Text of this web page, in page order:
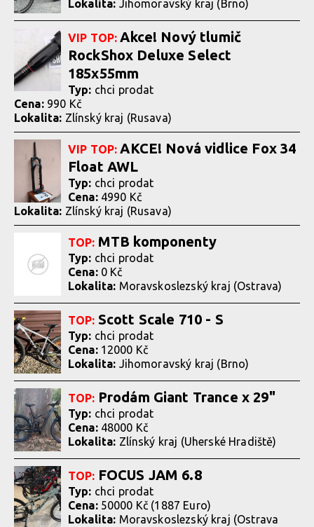
Lokalita: Jihomoravský kraj (Brno)
VIP TOP: Akce! Nový tlumič
RockShox Deluxe Select
185x55mm
Typ: chci prodat
Cena: 990 Kč
Lokalita: Zlínský kraj (Rusava)
VIP TOP: AKCE! Nová vidlice Fox 34
Float AWL
Typ: chci prodat
Cena: 4990 Kč
Lokalita: Zlínský kraj (Rusava)
TOP: MTB komponenty
Typ: chci prodat
Cena: 0 Kč
Lokalita: Moravskoslezský kraj (Ostrava)
TOP: Scott Scale 710 - S
Typ: chci prodat
Cena: 12000 Kč
Lokalita: Jihomoravský kraj (Brno)
TOP: Prodám Giant Trance x 29"
Typ: chci prodat
Cena: 48000 Kč
Lokalita: Zlínský kraj (Uherské Hradiště)
TOP: FOCUS JAM 6.8
Typ: chci prodat
Cena: 50000 Kč (1887 Euro)
Lokalita: Moravskoslezský kraj (Ostrava